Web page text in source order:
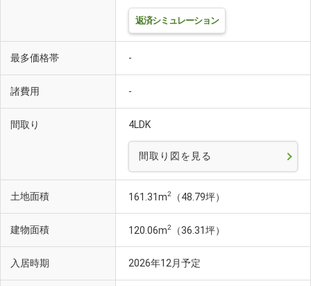
返済シミュレーション
最多価格帯 -
諸費用 -
間取り 4LDK
間取り図を見る
土地面積 161.31m2 （48.79坪）
建物面積 120.06m2 （36.31坪）
入居時期 2026年12月予定